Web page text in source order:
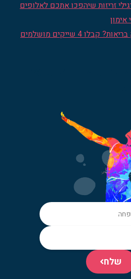
אימון
מחפשים מתכון לשייק בריאות? קבלו 4 שייקים מושלמים
שלח